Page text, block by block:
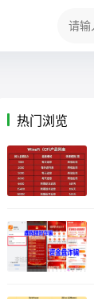
热门浏览